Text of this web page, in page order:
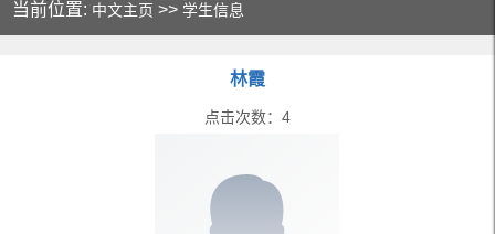
当前位置: 中文主页 >>学生信息
林霞
点击次数： 4